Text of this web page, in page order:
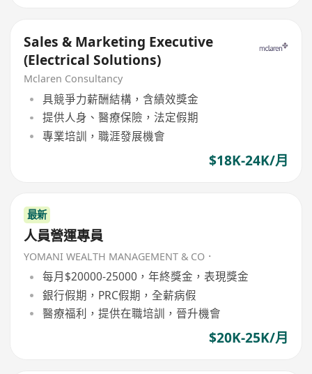
Sales & Marketing Executive
(Electrical Solutions)
Mclaren Consultancy
具競爭力薪酬結構，含績效獎金
提供人身、醫療保險，法定假期
專業培訓，職涯發展機會
$18K-24K/月
最新
人員營運專員
YOMANI WEALTH MANAGEMENT & CO．
每月$20000-25000，年終獎金，表現獎金
銀行假期，PRC假期，全薪病假
醫療福利，提供在職培訓，晉升機會
$20K-25K/月